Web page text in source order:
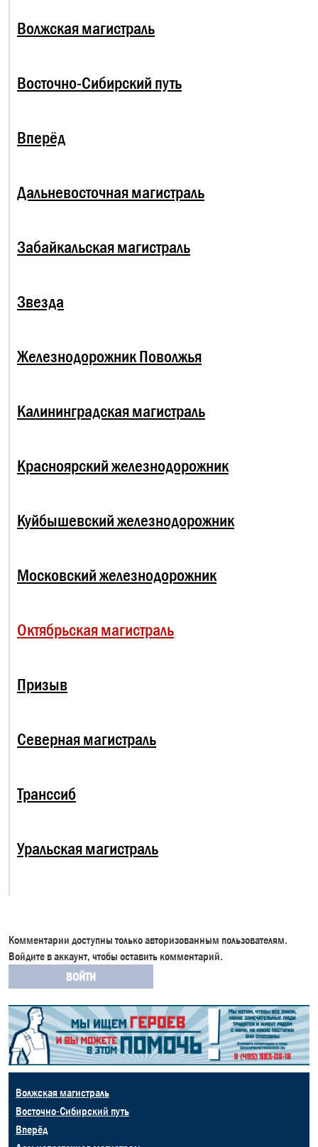
Волжская магистраль
Восточно-Сибирский путь
Вперёд
Дальневосточная магистраль
Забайкальская магистраль
Звезда
Железнодорожник Поволжья
Калининградская магистраль
Красноярский железнодорожник
Куйбышевский железнодорожник
Московский железнодорожник
Октябрьская магистраль
Призыв
Северная магистраль
Транссиб
Уральская магистраль
Комментарии доступны только авторизованным пользователям.
Войдите в аккаунт, чтобы оставить комментарий.
ВОЙТИ
Волжская магистраль
Восточно-Сибирский путь
Вперёд